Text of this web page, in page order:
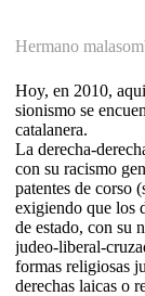
Hermano
Hoy, en 2010,
sionismo se
catalanera.
La derecha-
con su racismo
patentes de corso
exigiendo que los
de estado, con su
judeo-liberal-
formas religiosas
derechas laicas o